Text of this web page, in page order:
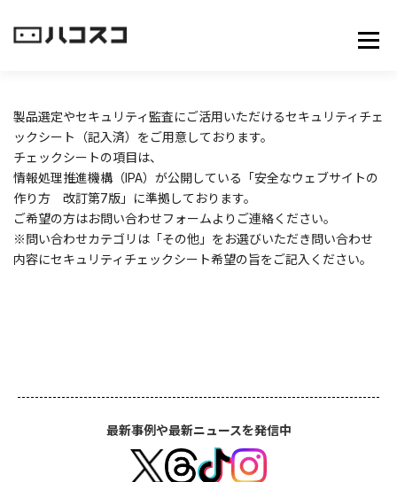
メニュ
製品選定やセキュリティ監査にご活用いただけるセキュリティチェ
ックシート（記入済）をご用意しております。
チェックシートの項目は、
情報処理推進機構（IPA）が公開している
「安全なウェブサイトの
作り方 改訂第7版」
に準拠しております。
ご希望の方はお問い合わせフォームよりご連絡ください。
※問い合わせカテゴリは「その他」をお選びいただき問い合わせ
内容にセキュリティチェックシート希望の旨をご記入ください。
最新事例や最新ニュースを発信中